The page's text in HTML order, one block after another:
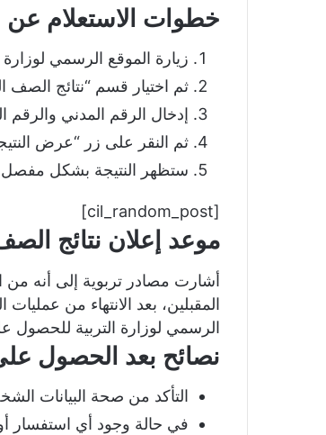
خطوات الاستعلام عن
زيارة الموقع الرسمي لوزارة
ثم اختيار قسم “نتائج الصف
إدخال الرقم المدني
ثم النقر على زر “عرض
ستظهر النتيجة بشكل مفصل،
[cil_random_post]
موعد إعلان نتائج
أشارت مصادر تربوية إلى أنه من
المقبلين، بعد الانتهاء من
الرسمي لوزارة التربية
نصائح بعد الحصول
التأكد من صحة البيانات
في حالة وجود أي استفسار أو